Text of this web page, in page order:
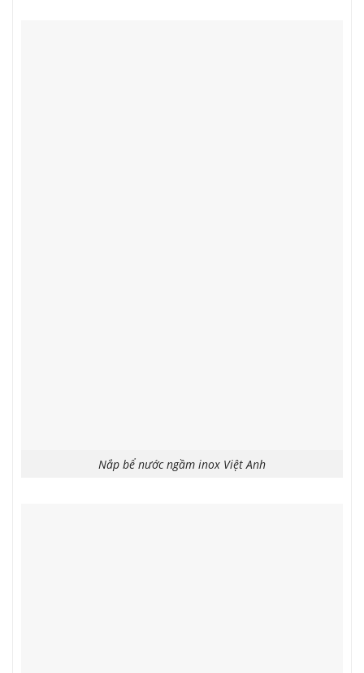
Nắp bể nước ngầm inox Việt Anh